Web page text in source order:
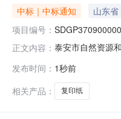
中标｜中标通知 山东
项目编号：
正文内容： 泰安市自然资源
公用品销售中心
发布时间： 1秒前
相关产品：
复印纸